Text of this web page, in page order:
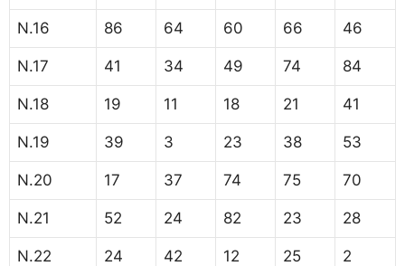
N.16 86 64 60 66 46
N.17 41 34 49 74 84
N.18 19 11 18 21 41
N.19 39 3 23 38 53
N.20 17 37 74 75 70
N.21 52 24 82 23 28
N.22 24 42 12 25 2